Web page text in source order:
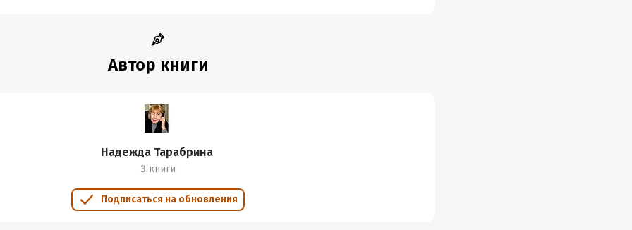
Автор книги
Надежда Тарабрина
3 книги
Подписаться на обновления